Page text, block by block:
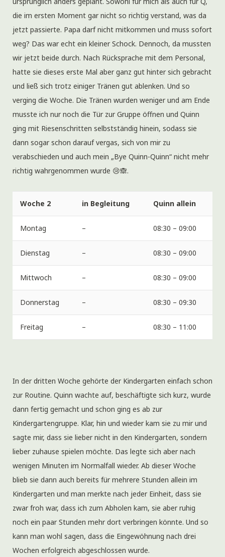
die im ersten Moment gar nicht so richtig verstand, was da
jetzt passierte. Papa darf nicht mitkommen und muss sofort
weg? Das war echt ein kleiner Schock. Dennoch, da mussten
wir jetzt beide durch. Nach Rücksprache mit dem Personal,
hatte sie dieses erste Mal aber ganz gut hinter sich gebracht
und ließ sich trotz einiger Tränen gut ablenken. Und so
verging die Woche. Die Tränen wurden weniger und am Ende
musste ich nur noch die Tür zur Gruppe öffnen und Quinn
ging mit Riesenschritten selbstständig hinein, sodass sie
dann sogar schon darauf vergas, sich von mir zu
verabschieden und auch mein „Bye Quinn-Quinn“ nicht mehr
richtig wahrgenommen wurde 😢🙈.
Woche 2 in Begleitung Quinn allein
Montag – 08:30 – 09:00
Dienstag – 08:30 – 09:00
Mittwoch – 08:30 – 09:00
Donnerstag – 08:30 – 09:30
Freitag – 08:30 – 11:00
In der dritten Woche gehörte der Kindergarten einfach schon
zur Routine. Quinn wachte auf, beschäftigte sich kurz, wurde
dann fertig gemacht und schon ging es ab zur
Kindergartengruppe. Klar, hin und wieder kam sie zu mir und
sagte mir, dass sie lieber nicht in den Kindergarten, sondern
lieber zuhause spielen möchte. Das legte sich aber nach
wenigen Minuten im Normalfall wieder. Ab dieser Woche
blieb sie dann auch bereits für mehrere Stunden allein im
Kindergarten und man merkte nach jeder Einheit, dass sie
zwar froh war, dass ich zum Abholen kam, sie aber ruhig
noch ein paar Stunden mehr dort verbringen könnte. Und so
kann man wohl sagen, dass die Eingewöhnung nach drei
Wochen erfolgreich abgeschlossen wurde.